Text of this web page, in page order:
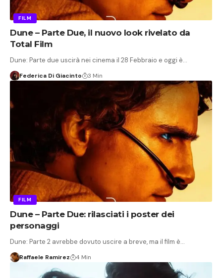
FILM
Dune – Parte Due, il nuovo look rivelato da
Total Film
Dune: Parte due uscirà nei cinema il 28 Febbraio e oggi è…
Federica Di Giacinto 3 Min
FILM
Dune – Parte Due: rilasciati i poster dei
personaggi
Dune: Parte 2 avrebbe dovuto uscire a breve, ma il film è…
Raffaele Ramirez 4 Min